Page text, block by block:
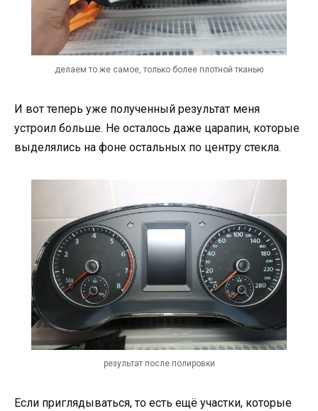
делаем то же самое, только более плотной тканью
И вот теперь уже полученный результат меня
устроил больше. Не осталось даже царапин, которые
выделялись на фоне остальных по центру стекла.
результат после полировки
Если приглядываться, то есть ещё участки, которые